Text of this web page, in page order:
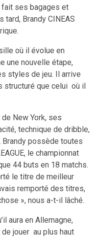
fait ses bagages et
tard, Brandy CINEAS
où il évolue en
une nouvelle étape,
styles de jeu. Il arrive
structuré que celui où il
New York, ses
technique de dribble,
Brandy possède toutes
le championnat
44 buts en 18 matchs.
le titre de meilleur
remporté des titres,
», nous a-t-il lâché.
aura en Allemagne,
jouer au plus haut